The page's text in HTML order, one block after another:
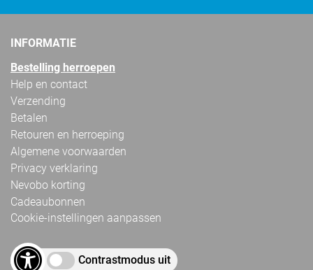
INFORMATIE
Bestelling herroepen
Help en contact
Verzending
Betalen
Retouren en herroeping
Algemene voorwaarden
Privacy verklaring
Nevobo korting
Cadeaubonnen
Cookie-instellingen aanpassen
Contrastmodus uit